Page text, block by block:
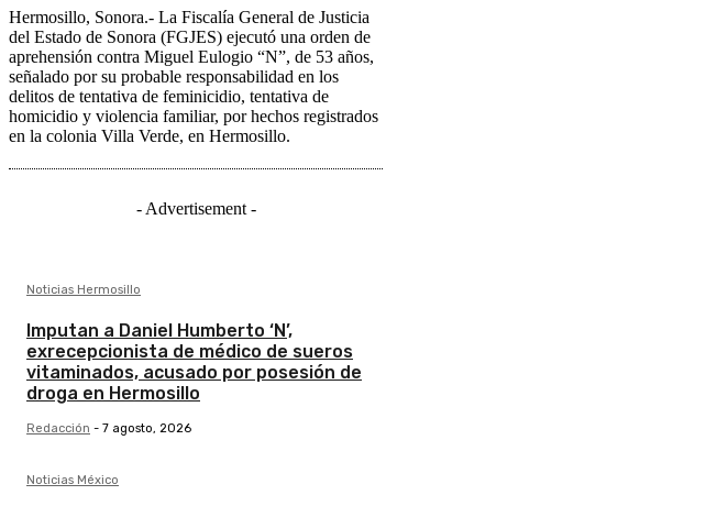
Hermosillo, Sonora.- La Fiscalía General de Justicia
del Estado de Sonora (FGJES) ejecutó una orden de
aprehensión contra Miguel Eulogio “N”, de 53 años,
señalado por su probable responsabilidad en los
delitos de tentativa de feminicidio, tentativa de
homicidio y violencia familiar, por hechos registrados
en la colonia Villa Verde, en Hermosillo.
- Advertisement -
Noticias Hermosillo
Imputan a Daniel Humberto ‘N’,
exrecepcionista de médico de sueros
vitaminados, acusado por posesión de
droga en Hermosillo
Redacción - 7 agosto, 2026
Noticias México